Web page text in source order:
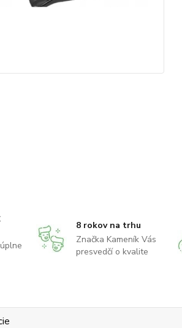
8 rokov na trhu
Značka Kameník Vás
presvedčí o kvalite